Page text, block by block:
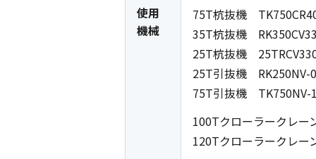
使用
機械
75T杭抜機
35T杭抜機
25T杭抜機
25T引抜機 RK250NV-
75T引抜機 TK750NV-
100Tクローラークレー
120Tクローラークレー